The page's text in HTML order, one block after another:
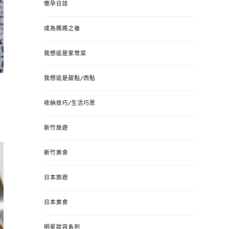
懷孕日誌
成為媽媽之後
我想這是家常菜
我想這是甜點/西點
收納技巧/生活巧思
新竹旅遊
新竹美食
日本旅遊
日本美食
明星妝容系列